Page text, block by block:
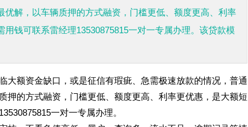
解，以车辆质押的方式融资，门槛更低、额度更高、利率
钱可联系雷经理13530875815一对一专属办理。该贷款模
额资金缺口，或是征信有瑕疵、急需极速放款的情况，普通
的方式融资，门槛更低、额度更高、利率更优惠，是大额短
一对一专属办理。